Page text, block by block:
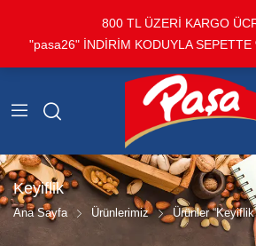
800 TL ÜZERİ KARGO
"pasa26" İNDİRİM KODUYLA SEPETTE
Keyiflik
Ana Sayfa Ürünlerimiz Ürünler